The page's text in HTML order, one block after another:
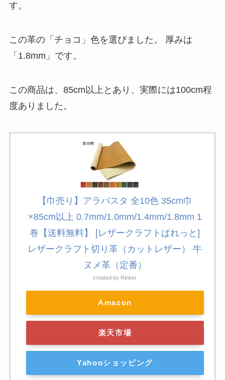
す。
この革の「チョコ」色を選びました。 厚みは
「1.8mm」です。
この商品は、85cm以上とあり、実際には100cm程
度ありました。
【巾売り】アラバスタ 全10色 35cm巾
×85cm以上 0.7mm/1.0mm/1.4mm/1.8mm 1
巻【送料無料】 [レザークラフトぱれっと]
レザークラフト切り革（カットレザー） 牛
ヌメ革（定番）
created by Rinker
Amazon
楽天市場
Yahooショッピング